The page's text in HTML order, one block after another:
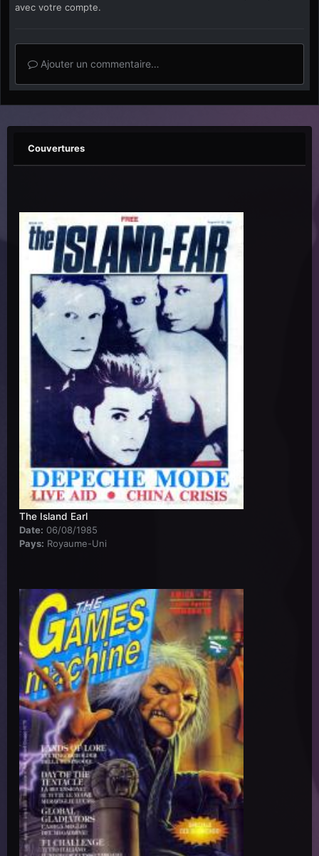
avec votre compte.
Ajouter un commentaire…
Couvertures
The Island Earl
Date: 06/08/1985
Pays: Royaume-Uni